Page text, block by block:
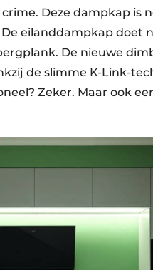
Deze dampkap is
eilanddampkap doet
De nieuwe
de slimme K-Link-
Zeker. Maar ook